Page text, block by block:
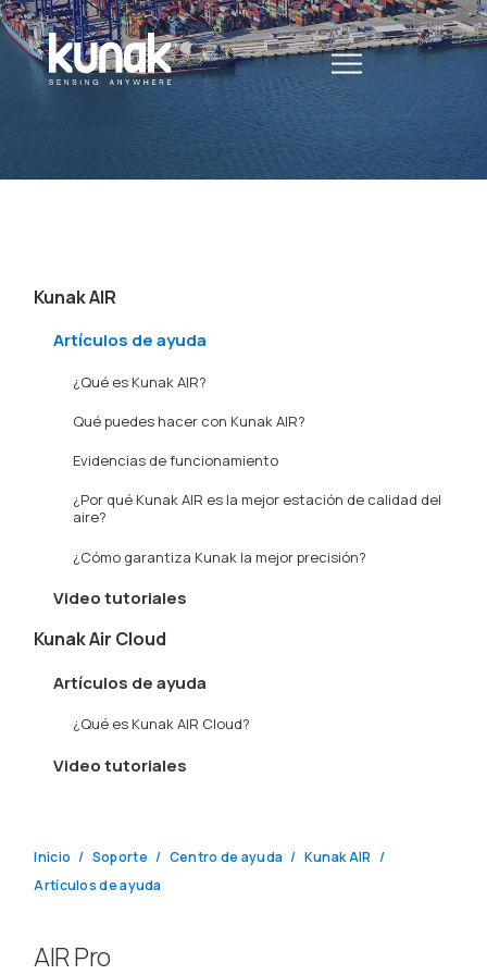
Kunak AIR
Artículos de ayuda
¿Qué es Kunak AIR?
Qué puedes hacer con Kunak AIR?
Evidencias de funcionamiento
¿Por qué Kunak AIR es la mejor estación de calidad del
aire?
¿Cómo garantiza Kunak la mejor precisión?
Video tutoriales
Kunak Air Cloud
Artículos de ayuda
¿Qué es Kunak AIR Cloud?
Video tutoriales
Inicio Soporte Centro de ayuda
Kunak AIR
Artículos de ayuda
AIR Pro